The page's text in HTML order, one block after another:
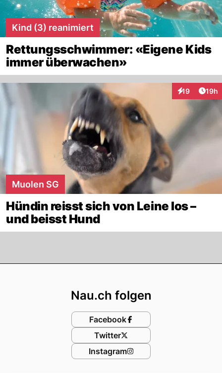
Kind (3) reanimiert
Rettungsschwimmer: «Eigene Kids
immer überwachen»
19
Interaktionen
19h
Muolen SG
Hündin reisst sich von Leine los –
und beisst Hund
Nau.ch folgen
Facebook
Twitter
Instagram